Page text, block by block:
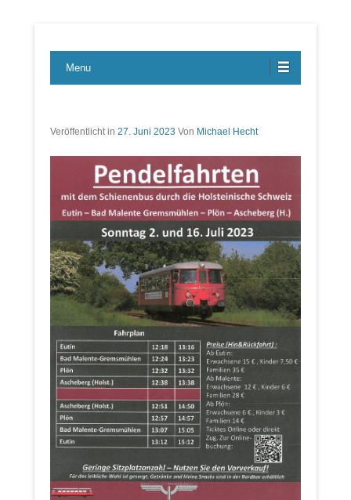
LBE-Express
Menu
Veröffentlicht in 27. Juni 2023 Von Michael Hecht